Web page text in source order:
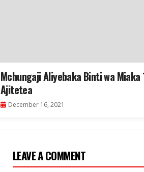
Mchungaji Aliyebaka Binti wa Miaka
Ajitetea
December 16, 2021
LEAVE A COMMENT